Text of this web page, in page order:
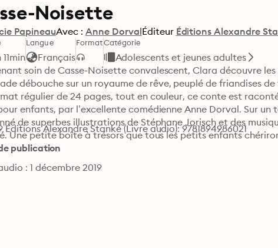
Noisette
PapineauAvec : Anne DorvalÉditeur Éditions Alexandre
11min
Langue
Français
FormatCatégorie
Adolescents et jeunes adultes
soin de Casse-Noisette convalescent, Clara découvre
débouche sur un royaume de rêve, peuplé de friandises
régulier de 24 pages, tout en couleur, ce conte est
enfants, par l’excellente comédienne Anne Dorval. Sur
de superbes illustrations de Stéphane Jorisch et des
Une petite boîte à trésors que tous les petits enfants
Éditions Alexandre Stanké (Livre audio): 9781894986021
publication
: 1 décembre 2019